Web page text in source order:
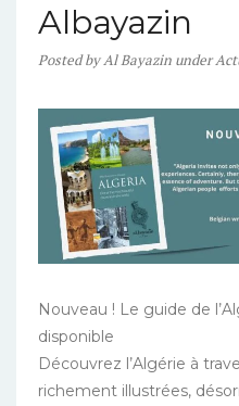
Albayazin
PostedbyAl Bayazin under
Nouveau ! Le guide de
disponible
Découvrez l’Algérie à
richement illustrées,